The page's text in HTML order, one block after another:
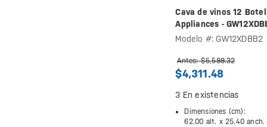
Cava de vinos 12
Appliances -
Modelo #: GW12XDBB2
Antes: $5,599.32
$4,311.48
3 En existencias
Dimensiones (cm):
62.00 alt. x 25.40 anch.